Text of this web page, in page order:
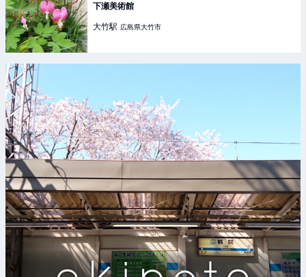
下瀬美術館
大竹駅 広島県大竹市